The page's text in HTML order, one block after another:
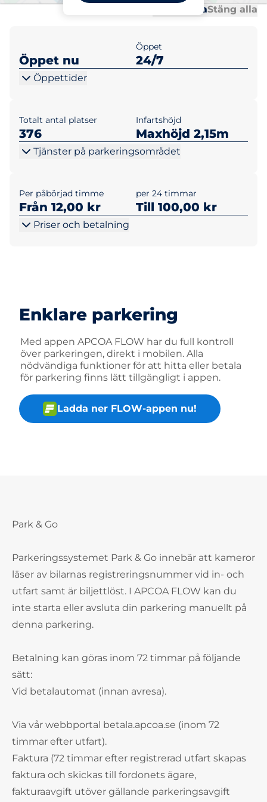
Öppna allaStäng alla
Öppet nu
Öppet
24/7
Öppettider
Totalt antal platser
376
Infartshöjd
Maxhöjd 2,15m
Tjänster på parkeringsområdet
Per påbörjad timme
Från 12,00 kr
per 24 timmar
Till 100,00 kr
Priser och betalning
Enklare parkering
Med appen APCOA FLOW har du full kontroll
över parkeringen, direkt i mobilen. Alla
nödvändiga funktioner för att hitta eller betala
för parkering finns lätt tillgängligt i appen.
Ladda ner FLOW-appen nu!
Park & Go
Parkeringssystemet Park & Go innebär att kameror
läser av bilarnas registreringsnummer vid in- och
utfart samt är biljettlöst. I APCOA FLOW kan du
inte starta eller avsluta din parkering manuellt på
denna parkering.
Betalning kan göras inom 72 timmar på följande
sätt:
Vid betalautomat (innan avresa).
Via vår webbportal betala.apcoa.se (inom 72
timmar efter utfart).
Faktura (72 timmar efter registrerad utfart skapas
faktura och skickas till fordonets ägare,
fakturaavgift utöver gällande parkeringsavgift